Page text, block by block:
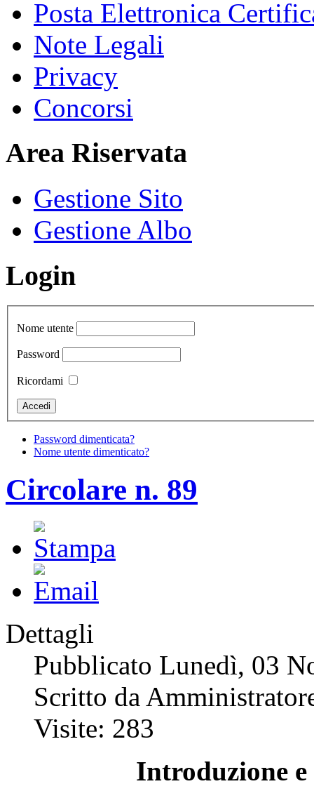
Posta Elettronica
Note Legali
Privacy
Concorsi
Area Riservata
Gestione Sito
Gestione Albo
Login
Nome utente
Password
Ricordami
Password dimenticata?
Nome utente dimenticato?
Circolare n. 89
Dettagli
Pubblicato Lunedì, 03
Scritto da
Visite: 283
Introduzione